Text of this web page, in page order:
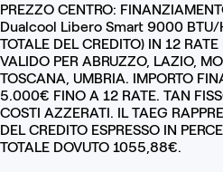
PREZZO CENTRO:
Dualcool Libero Smart 9000 BTU/
TOTALE DEL CREDITO) IN 12
VALIDO PER ABRUZZO, LAZIO,
TOSCANA, UMBRIA. IMPORTO
5.000€ FINO A 12 RATE. TAN
COSTI AZZERATI. IL TAEG
DEL CREDITO ESPRESSO IN
TOTALE DOVUTO 1055,88€.